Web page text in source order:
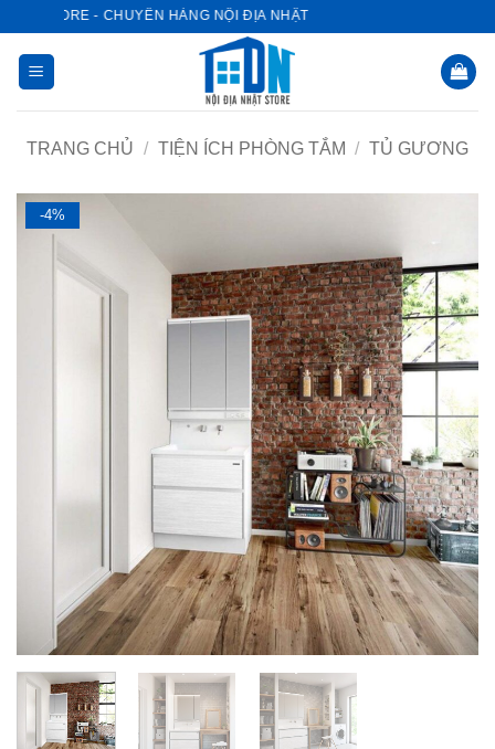
dung
STORE - CHUYÊN HÀNG NỘI ĐỊA NHẬT
TRANG CHỦ / TIỆN ÍCH PHÒNG TẮM / TỦ GƯƠNG
-4%